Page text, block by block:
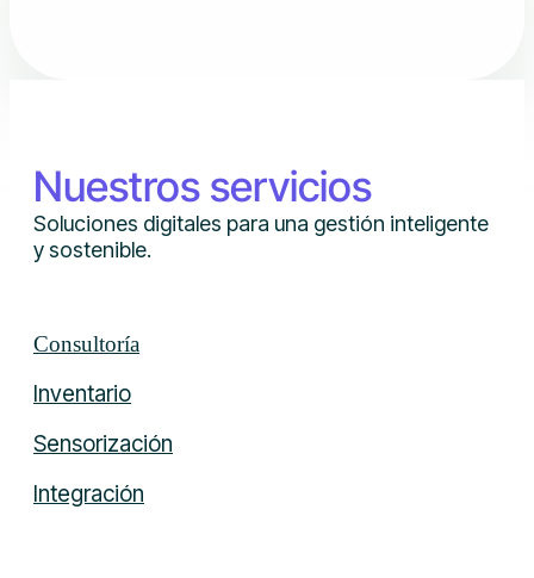
Nuestros servicios
Soluciones digitales para una gestión inteligente
y sostenible.
Consultoría
Inventario
Sensorización
Integración